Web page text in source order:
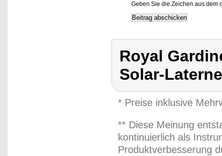
Geben Sie die Zeichen aus dem
Royal
Solar-
* Preise inklusive
** Diese Meinung
kontinuierlich als
Produktverbesserung